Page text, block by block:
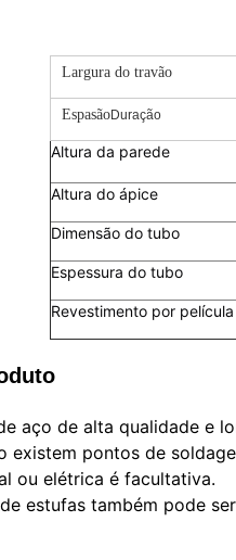
Largura do travão
EspasãoDuração
Altura da parede
Altura do ápice
Dimensão do tubo
Espessura do tubo
Revestimento por película
aço de alta qualidade e
existem pontos de
ou elétrica é facultativa.
estufas também pode